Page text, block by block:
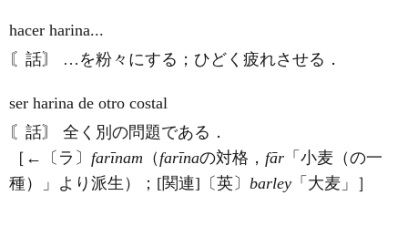
hacer harina...
〘話〙 …を粉々にする；ひどく疲れさせる．
ser harina de otro costal
〘話〙 全く別の問題である．
［←〔ラ〕 farīnam （ farīnaの対格， fār 「小麦（の一
種）」より派生）；[関連]〔英〕 barley 「大麦」］